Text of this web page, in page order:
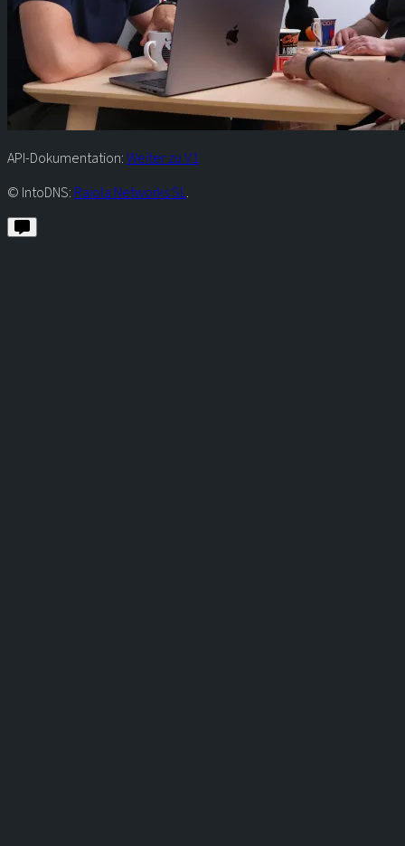
API-Dokumentation:Weiter zu V1
© IntoDNS: Raiola Networks SL.